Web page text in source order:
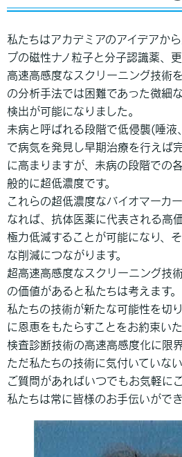
私たちはアカデミアのアイデアか
プの磁性ナノ粒子と分子認識薬、
高速高感度なスクリーニング技術
の分析手法では困難であった微細
検出が可能になりました。
未病と呼ばれる段階で低侵襲(唾
で病気を発見し早期治療を行えば
に高まりますが、未病の段階での
般的に超低濃度です。
これらの超低濃度なバイオマーカ
なれば、抗体医薬に代表される高
極力低減することが可能になり、
な削減につながります。
超高速高感度なスクリーニング技
の価値があると私たちは考えます。
私たちの技術が新たな可能性を切
に恩恵をもたらすことをお約束いた
検査診断技術の高速高感度化に限
ただ私たちの技術に気付いていな
ご質問があればいつでもお気軽に
私たちは常に皆様のお手伝いがで